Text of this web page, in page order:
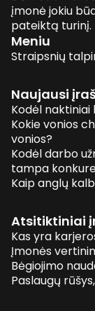
įmonė jokiu
pateiktą turinį.
Meniu
Straipsnių
Naujausi
Kodėl
Kokie vonios
vonios?
Kodėl darbo
tampa
Kaip anglų
Atsitiktiniai
Kas yra
Įmonės
Bėgiojimo
Paslaugų